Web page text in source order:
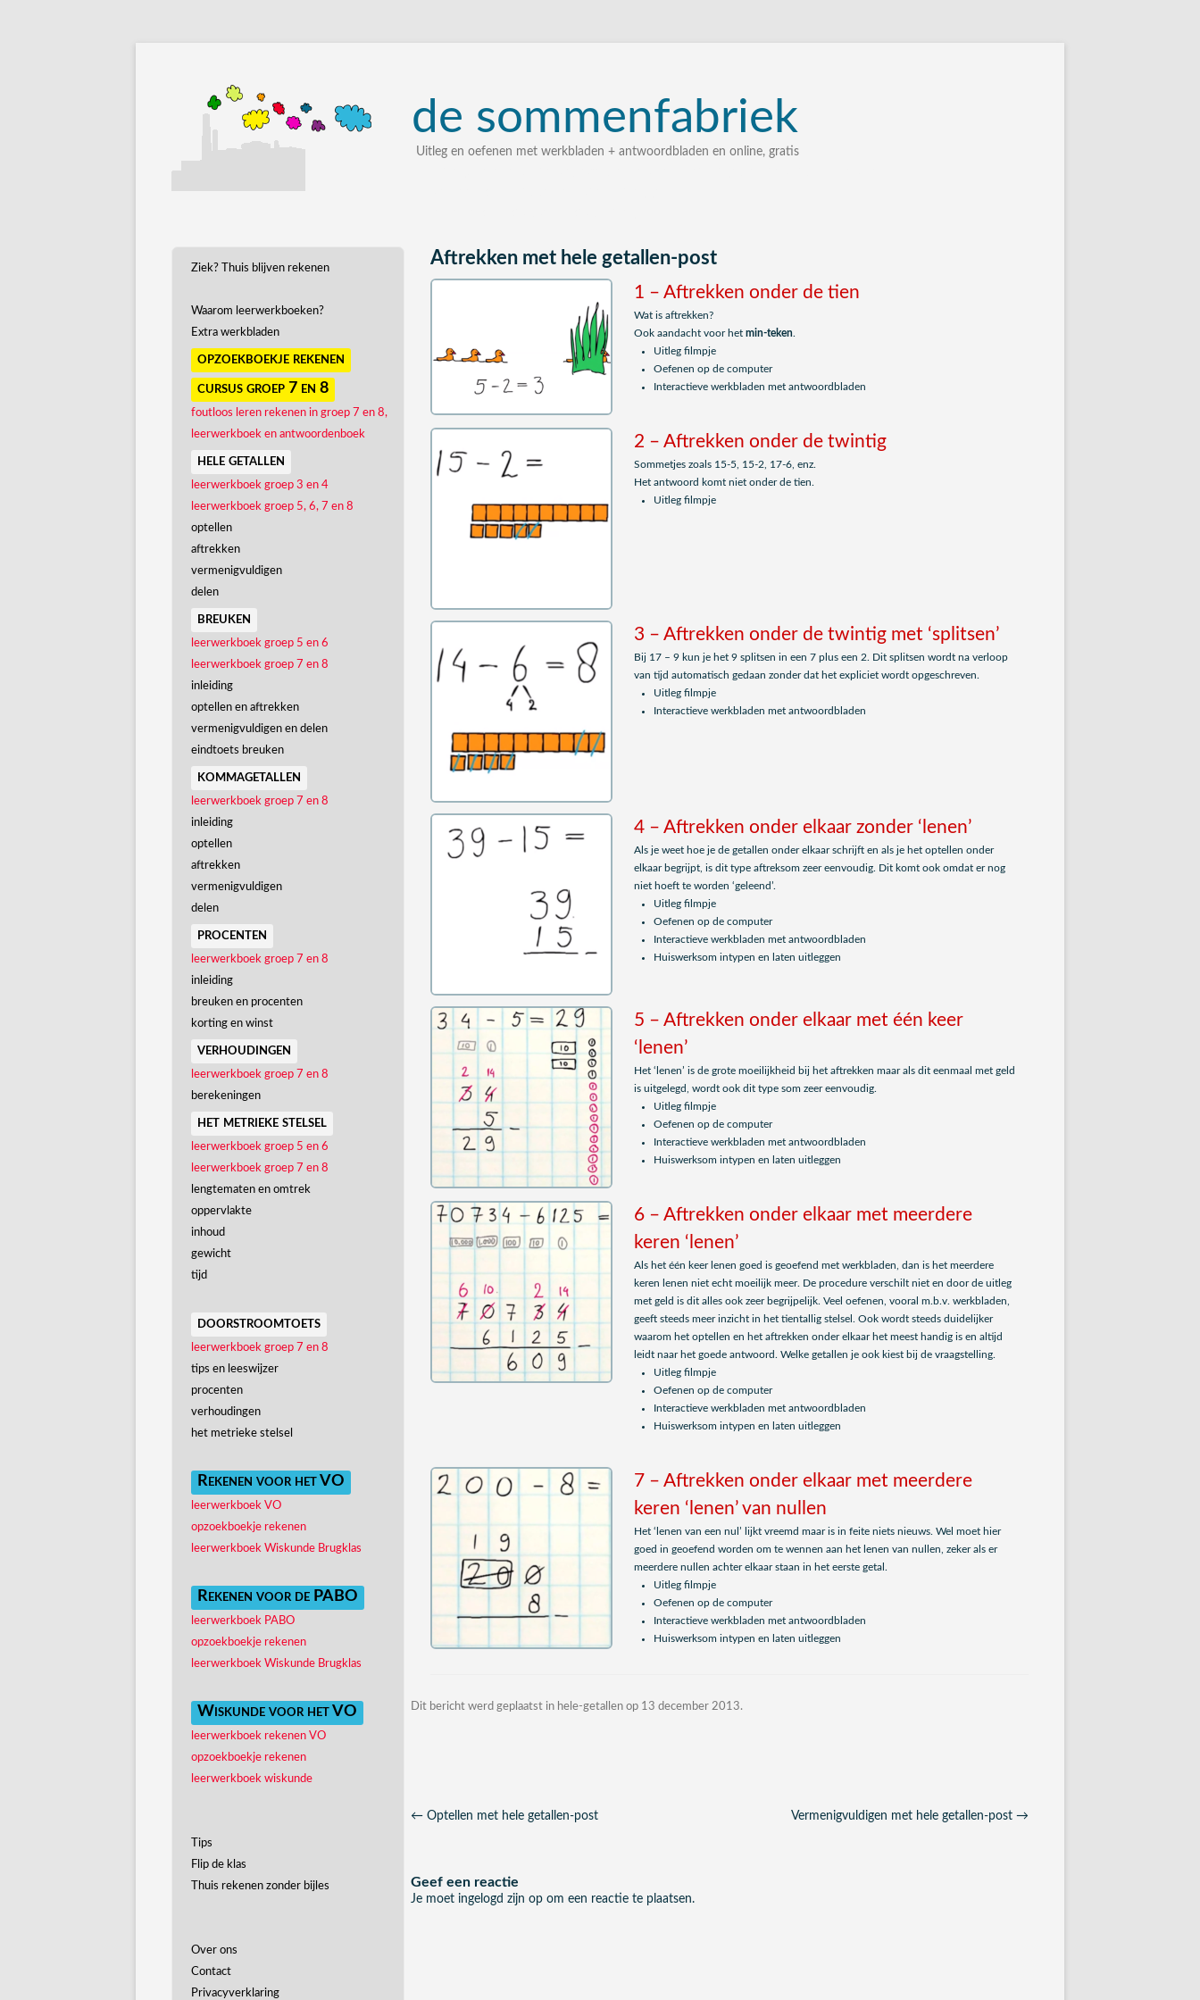
de sommenfabriek
Uitleg en oefenen met werkbladen + antwoordbladen en online, gratis
Aftrekken met hele getallen-post
1 – Aftrekken onder de tien
Wat is aftrekken?
Ook aandacht voor het min-teken.
Uitleg filmpje
Oefenen op de computer
Interactieve werkbladen met antwoordbladen
2 – Aftrekken onder de twintig
Sommetjes zoals 15-5, 15-2, 17-6, enz.
Het antwoord komt niet onder de tien.
Uitleg filmpje
3 – Aftrekken onder de twintig met ‘splitsen’
Bij 17 – 9 kun je het 9 splitsen in een 7 plus een 2. Dit splitsen wordt na verloop
van tijd automatisch gedaan zonder dat het expliciet wordt opgeschreven.
Uitleg filmpje
Interactieve werkbladen met antwoordbladen
4 – Aftrekken onder elkaar zonder ‘lenen’
Als je weet hoe je de getallen onder elkaar schrijft en als je het optellen onder
elkaar begrijpt, is dit type aftreksom zeer eenvoudig. Dit komt ook omdat er nog
niet hoeft te worden ‘geleend’.
Uitleg filmpje
Oefenen op de computer
Interactieve werkbladen met antwoordbladen
Huiswerksom intypen en laten uitleggen
5 – Aftrekken onder elkaar met één keer
‘lenen’
Het ‘lenen’ is de grote moeilijkheid bij het aftrekken maar als dit eenmaal met geld
is uitgelegd, wordt ook dit type som zeer eenvoudig.
Uitleg filmpje
Oefenen op de computer
Interactieve werkbladen met antwoordbladen
Huiswerksom intypen en laten uitleggen
6 – Aftrekken onder elkaar met meerdere
keren ‘lenen’
Als het één keer lenen goed is geoefend met werkbladen, dan is het meerdere
keren lenen niet echt moeilijk meer. De procedure verschilt niet en door de uitleg
met geld is dit alles ook zeer begrijpelijk. Veel oefenen, vooral m.b.v. werkbladen,
geeft steeds meer inzicht in het tientallig stelsel. Ook wordt steeds duidelijker
waarom het optellen en het aftrekken onder elkaar het meest handig is en altijd
leidt naar het goede antwoord. Welke getallen je ook kiest bij de vraagstelling.
Uitleg filmpje
Oefenen op de computer
Interactieve werkbladen met antwoordbladen
Huiswerksom intypen en laten uitleggen
7 – Aftrekken onder elkaar met meerdere
keren ‘lenen’ van nullen
Het ‘lenen van een nul’ lijkt vreemd maar is in feite niets nieuws. Wel moet hier
goed in geoefend worden om te wennen aan het lenen van nullen, zeker als er
meerdere nullen achter elkaar staan in het eerste getal.
Uitleg filmpje
Oefenen op de computer
Interactieve werkbladen met antwoordbladen
Huiswerksom intypen en laten uitleggen
Dit bericht werd geplaatst in hele-getallenop 13 december 2013.
Berichtnavigatie
←Optellen met hele getallen-post Vermenigvuldigen met hele getallen-post →
Geef een reactie
Je moet ingelogd zijn opom een reactie te plaatsen.
Ziek? Thuis blijven rekenen
Waarom leerwerkboeken?
Extra werkbladen
opzoekboekje rekenen
cursus groep 7 en 8
foutloos leren rekenen in groep 7 en 8,
leerwerkboek en antwoordenboek
hele getallen
leerwerkboek groep 3 en 4
leerwerkboek groep 5, 6, 7 en 8
optellen
aftrekken
vermenigvuldigen
delen
breuken
leerwerkboek groep 5 en 6
leerwerkboek groep 7 en 8
inleiding
optellen en aftrekken
vermenigvuldigen en delen
eindtoets breuken
kommagetallen
leerwerkboek groep 7 en 8
inleiding
optellen
aftrekken
vermenigvuldigen
delen
procenten
leerwerkboek groep 7 en 8
inleiding
breuken en procenten
korting en winst
verhoudingen
leerwerkboek groep 7 en 8
berekeningen
het metrieke stelsel
leerwerkboek groep 5 en 6
leerwerkboek groep 7 en 8
lengtematen en omtrek
oppervlakte
inhoud
gewicht
tijd
doorstroomtoets
leerwerkboek groep 7 en 8
tips en leeswijzer
procenten
verhoudingen
het metrieke stelsel
Rekenen voor het VO
leerwerkboek VO
opzoekboekje rekenen
leerwerkboek Wiskunde Brugklas
Rekenen voor de PABO
leerwerkboek PABO
opzoekboekje rekenen
leerwerkboek Wiskunde Brugklas
Wiskunde voor het VO
leerwerkboek rekenen VO
opzoekboekje rekenen
leerwerkboek wiskunde
Tips
Flip de klas
Thuis rekenen zonder bijles
Over ons
Contact
Privacyverklaring